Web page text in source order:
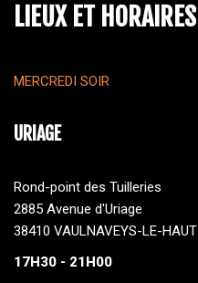
LIEUX ET HORAIRES
MERCREDI SOIR
URIAGE
Rond-point des Tuilleries
2885 Avenue d'Uriage
38410 VAULNAVEYS-LE-HAUT
17H30 - 21H00